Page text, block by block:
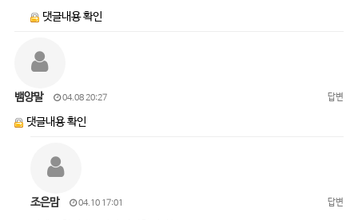
댓글내용 확인
뱀양말 04.08 20:27 답변
댓글내용 확인
조은맘 04.10 17:01 답변